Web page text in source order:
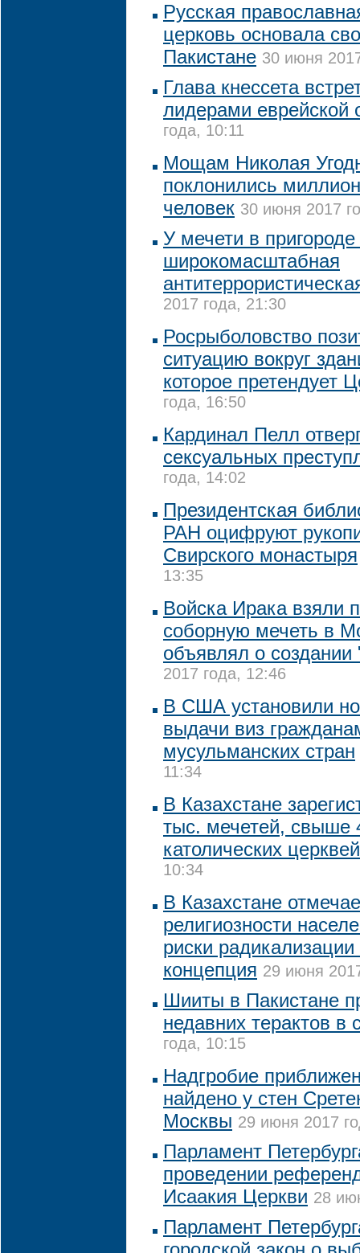
Русская
церковь основала
Пакистане 30 июня
Глава кнессета
лидерами
года, 10:11
Мощам Николая
поклонились
человек 30 июня 2017
У мечети в
широкомасштабная
2017 года, 21:30
Росрыболовство
ситуацию вокруг
которое претендует
года, 16:50
Кардинал Пелл
сексуальных
года, 14:02
Президентская
РАН оцифруют
Свирского монастыря
13:35
Войска Ирака взяли
соборную мечеть в
объявлял о
2017 года, 12:46
В США установили
выдачи виз
мусульманских стран
11:34
В Казахстане
тыс. мечетей, свыше
католических церквей
10:34
В Казахстане
религиозности
риски
концепция 29 июня
Шииты в Пакистане
недавних терактов в
года, 10:15
Надгробие
найдено у стен
Москвы 29 июня 2017
Парламент
проведении
Исаакия Церкви 28
Парламент